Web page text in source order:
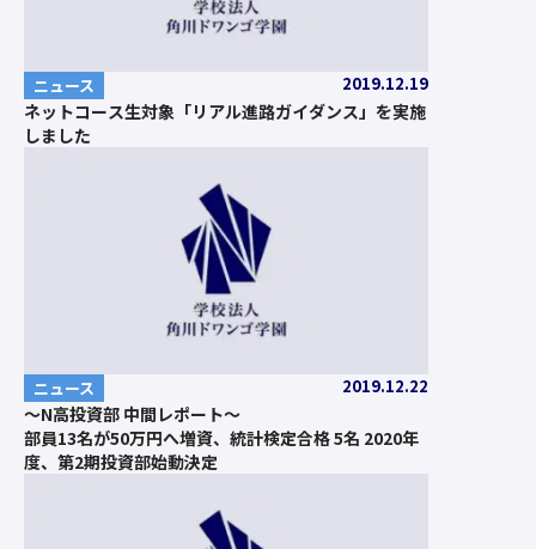
ニュース 2019.12.19
ネットコース生対象「リアル進路ガイダンス」を実施
しました
ニュース 2019.12.22
～N高投資部 中間レポート～
部員13名が50万円へ増資、統計検定合格 5名 2020年
度、第2期投資部始動決定